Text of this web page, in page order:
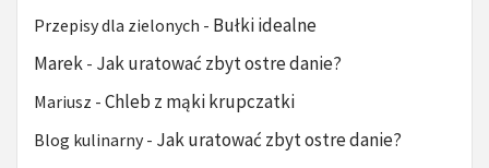
Przepisy dla zielonych - Bułki idealne
Marek - Jak uratować zbyt ostre danie?
Mariusz - Chleb z mąki krupczatki
Blog kulinarny- Jak uratować zbyt ostre danie?